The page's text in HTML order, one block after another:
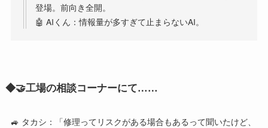
登場。前向き全開。
🤖 AIくん：情報量が多すぎて止まらないAI。
◆🤝工場の相談コーナーにて……
🚙 タカシ：「修理ってリスクがある場合もあるって聞いたけど、